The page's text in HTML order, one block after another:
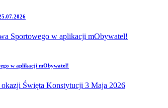
w aplikacji mObywatel!